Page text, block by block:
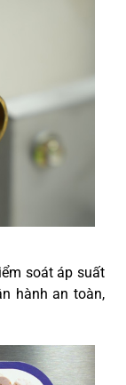
soát áp suất
hành an toàn,